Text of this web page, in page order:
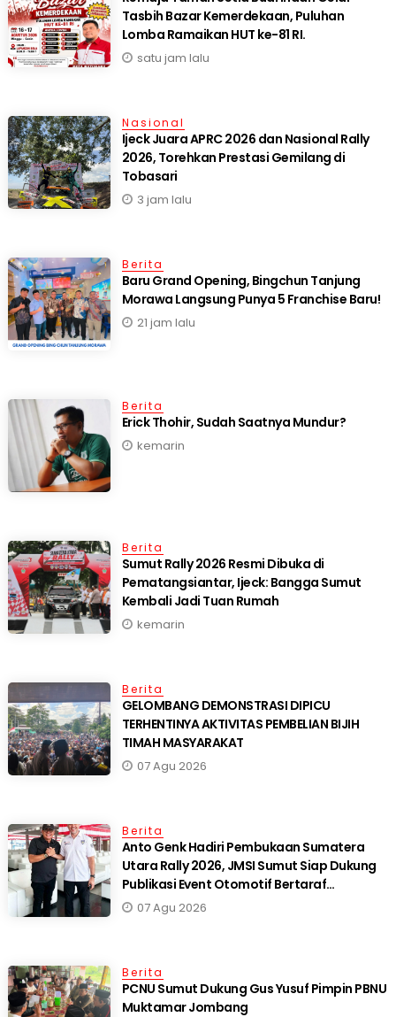
Tasbih Bazar Kemerdekaan, Puluhan
Lomba Ramaikan HUT ke-81 RI.
satu jam lalu
Nasional
Ijeck Juara APRC 2026 dan Nasional Rally
2026, Torehkan Prestasi Gemilang di
Tobasari
3 jam lalu
Berita
‎Baru Grand Opening, Bingchun Tanjung
21 jam lalu
Berita
Erick Thohir, Sudah Saatnya Mundur?
kemarin
Berita
Sumut Rally 2026 Resmi Dibuka di
Pematangsiantar, Ijeck: Bangga Sumut
Kembali Jadi Tuan Rumah
kemarin
Berita
GELOMBANG DEMONSTRASI DIPICU
TERHENTINYA AKTIVITAS PEMBELIAN BIJIH
TIMAH MASYARAKAT
07 Agu 2026
Berita
Anto Genk Hadiri Pembukaan Sumatera
Utara Rally 2026, JMSI Sumut Siap Dukung
Publikasi Event Otomotif Bertaraf
Internasional*
07 Agu 2026
Berita
PCNU Sumut Dukung Gus Yusuf Pimpin PBNU
Muktamar Jombang